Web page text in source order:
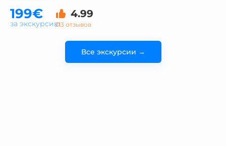
199€ 4.99
213 отзывов
за экскурсию
Все экскурсии →